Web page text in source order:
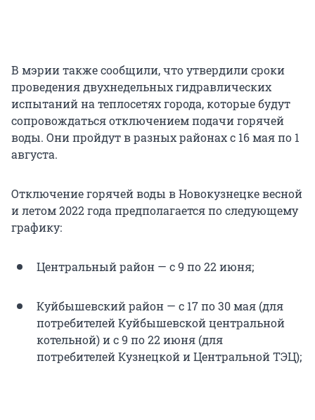
В мэрии также сообщили, что утвердили сроки
проведения двухнедельных гидравлических
испытаний на теплосетях города, которые будут
сопровождаться отключением подачи горячей
воды. Они пройдут в разных районах с 16 мая по 1
августа.
Отключение горячей воды в Новокузнецке весной
и летом 2022 года предполагается по следующему
графику:
Центральный район — с 9 по 22 июня;
Куйбышевский район — с 17 по 30 мая (для
потребителей Куйбышевской центральной
котельной) и с 9 по 22 июня (для
потребителей Кузнецкой и Центральной ТЭЦ);